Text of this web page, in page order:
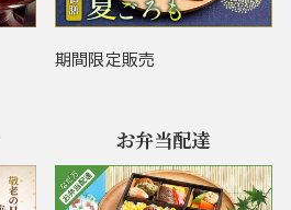
期間限定販売
お弁当配達